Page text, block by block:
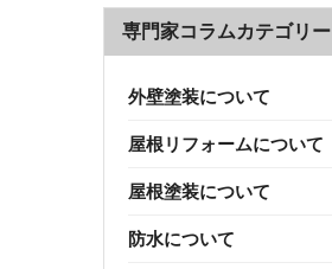
専門家コラムカテゴリー
外壁塗装について
屋根リフォームについて
屋根塗装について
防水について